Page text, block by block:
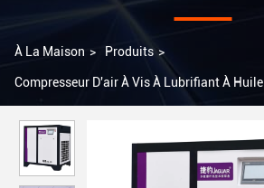
À La Maison > Produits >
Compresseur D'air À Vis À Lubrifiant À Huile
industriel à vis compresseur d'air